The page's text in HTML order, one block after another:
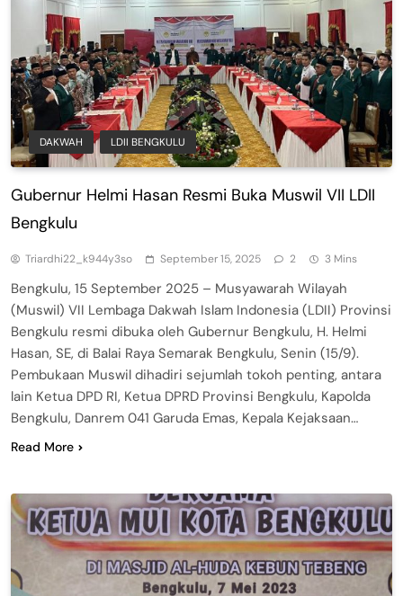
DAKWAH LDII BENGKULU
Gubernur Helmi Hasan Resmi Buka Muswil VII LDII
Bengkulu
Triardhi22_k944y3so September 15, 2025 2 3 Mins
Bengkulu, 15 September 2025 – Musyawarah Wilayah
(Muswil) VII Lembaga Dakwah Islam Indonesia (LDII) Provinsi
Bengkulu resmi dibuka oleh Gubernur Bengkulu, H. Helmi
Hasan, SE, di Balai Raya Semarak Bengkulu, Senin (15/9).
Pembukaan Muswil dihadiri sejumlah tokoh penting, antara
lain Ketua DPD RI, Ketua DPRD Provinsi Bengkulu, Kapolda
Bengkulu, Danrem 041 Garuda Emas, Kepala Kejaksaan…
Read More